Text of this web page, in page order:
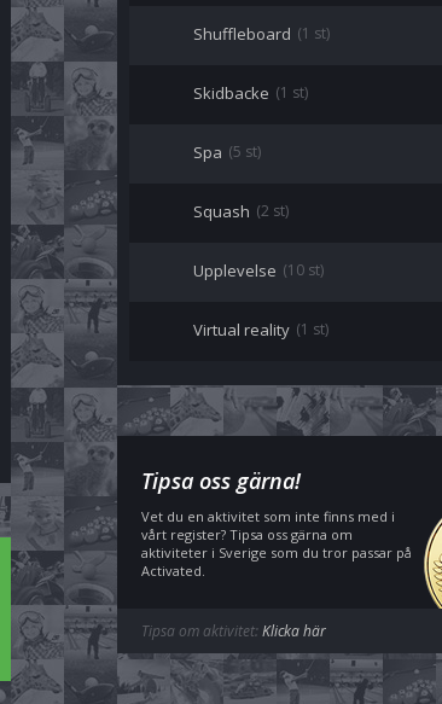
Shuffleboard (1 st)
Skidbacke (1 st)
Spa (5 st)
Squash (2 st)
Upplevelse (10 st)
Virtual reality (1 st)
Tipsa oss gärna!
Vet du en aktivitet som inte finns med i
vårt register? Tipsa oss gärna om
aktiviteter i Sverige som du tror passar på
Activated.
Tipsa om aktivitet:Klicka här